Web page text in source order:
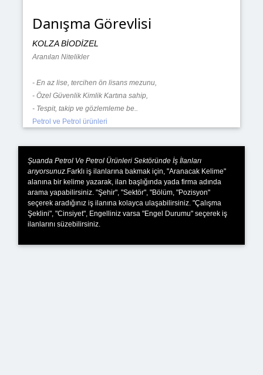
Danışma Görevlisi
KOLZA BİODİZEL
Aranılan Nitelikler
- En az lise, tercihen ön lisans mezunu,
- Özel Güvenlik Kimlik Kartına sahip,
- Tespit, takip ve gözlemleme be..
Petrol ve Petrol ürünleri
Şuanda Petrol Ve Petrol Ürünleri Sektöründe İş İlanları
arıyorsunuz. Farklı iş ilanlarına bakmak için, "Aranacak Kelime"
alanına bir kelime yazarak, ilan başlığında yada firma adında
arama yapabilirsiniz. "Şehir", "Sektör", "Bölüm, "Pozisyon"
seçerek aradığınız iş ilanına kolayca ulaşabilirsiniz. "Çalışma
Şeklini", "Cinsiyet", Engelliniz varsa "Engel Durumu" seçerek iş
ilanlarını süzebilirsiniz.